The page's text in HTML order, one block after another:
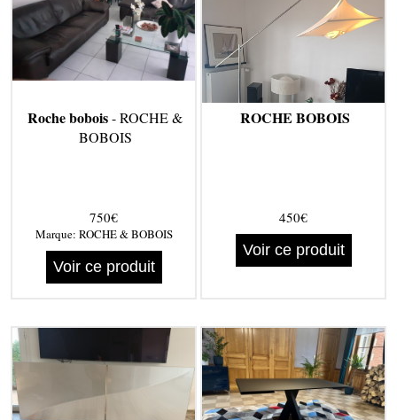
Roche bobois- ROCHE &
BOBOIS
750€
Marque: ROCHE & BOBOIS
Voir ce produit
ROCHE BOBOIS
450€
Voir ce produit